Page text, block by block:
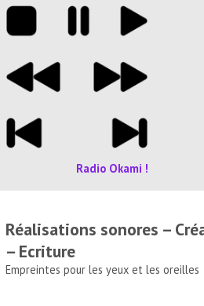
Radio Okami !
Réalisations sonores –
– Ecriture
Empreintes pour les yeux et les oreilles